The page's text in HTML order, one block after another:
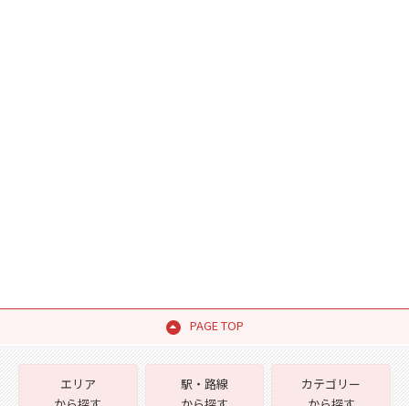
PAGE TOP
エリア
駅・路線
カテゴリー